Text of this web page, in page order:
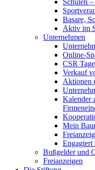
Schulen
Basare,
Aktiv im
Unternehmen
Online-
CSR
Verkauf
Aktionen
Kalender
Mein
Engagiert
Bußgelder und
Freianzeigen